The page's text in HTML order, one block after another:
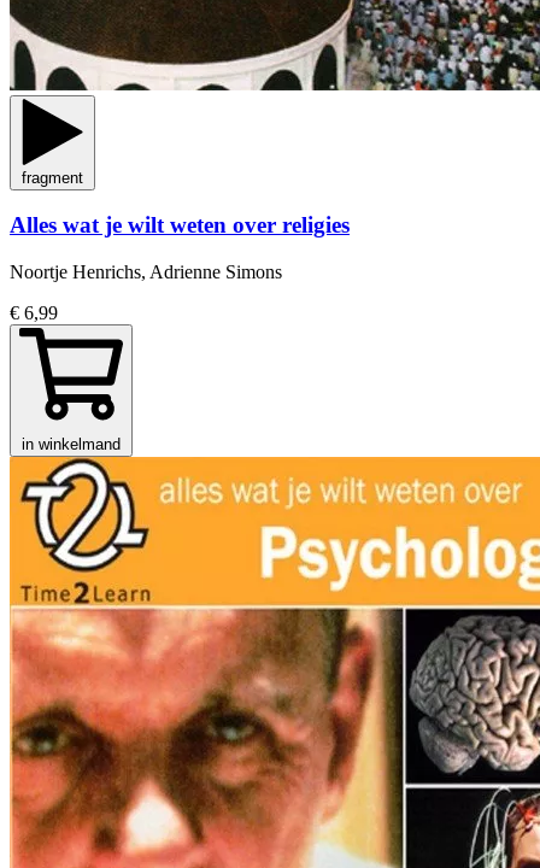
fragment
Alles wat je wilt weten over religies
Noortje Henrichs, Adrienne Simons
€ 6,99
in winkelmand